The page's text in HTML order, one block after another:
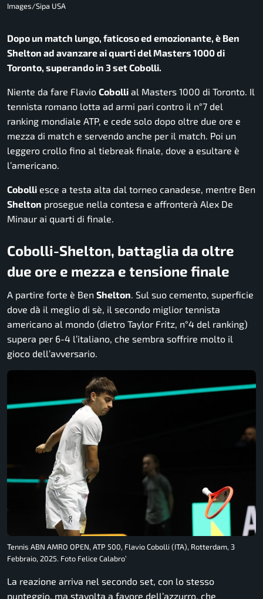
Images/Sipa USA
Dopo un match lungo, faticoso ed emozionante, è Ben
Shelton ad avanzare ai quarti del Masters 1000 di
Toronto, superando in 3 set Cobolli.
Niente da fare Flavio Cobolli al Masters 1000 di Toronto. Il
tennista romano lotta ad armi pari contro il n°7 del
ranking mondiale ATP, e cede solo dopo oltre due ore e
mezza di match e servendo anche per il match. Poi un
leggero crollo fino al tiebreak finale, dove a esultare è
l’americano.
Cobolli esce a testa alta dal torneo canadese, mentre Ben
Shelton prosegue nella contesa e affronterà Alex De
Minaur ai quarti di finale.
Cobolli-Shelton, battaglia da oltre
due ore e mezza e tensione finale
A partire forte è Ben Shelton . Sul suo cemento, superficie
dove dà il meglio di sè, il secondo miglior tennista
americano al mondo (dietro Taylor Fritz, n°4 del ranking)
supera per 6-4 l’italiano, che sembra soffrire molto il
gioco dell’avversario.
Tennis ABN AMRO OPEN, ATP 500, Flavio Cobolli (ITA), Rotterdam, 3
Febbraio, 2025. Foto Felice Calabro’
La reazione arriva nel secondo set, con lo stesso
punteggio, ma stavolta a favore dell’azzurro, che